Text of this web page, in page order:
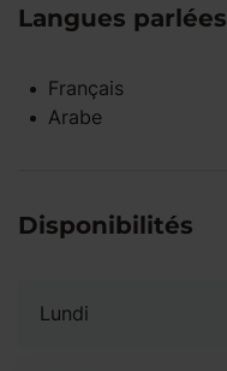
Langues parlées
Français
Arabe
Disponibilités
Lundi